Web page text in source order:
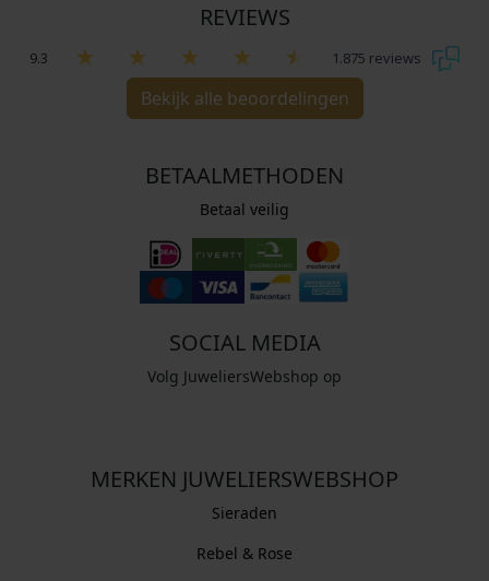
REVIEWS
9.3 1.875 reviews
Bekijk alle beoordelingen
BETAALMETHODEN
Betaal veilig
SOCIAL MEDIA
Volg JuweliersWebshop op
MERKEN JUWELIERSWEBSHOP
Sieraden
Rebel & Rose